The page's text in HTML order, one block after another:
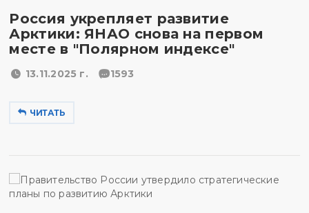
Россия укрепляет развитие
Арктики: ЯНАО снова на первом
месте в "Полярном индексе"
13.11.2025 г. 1593
ЧИТАТЬ